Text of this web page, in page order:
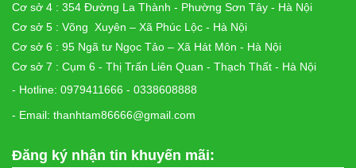
Cơ sở 4 : 354 Đường La Thành - Phường Sơn Tây - Hà Nội
Cơ sở 5 : Võng Xuyên – Xã Phúc Lộc - Hà Nội
Cơ sở 6 : 95 Ngã tư Ngọc Tảo – Xã Hát Môn - Hà Nội
Cơ sở 7 : Cụm 6 - Thị Trấn Liên Quan - Thạch Thất - Hà Nội
- Hotline: 0979411666 - 0338608888
- Email: thanhtam86666@gmail.com
Đăng ký nhận tin khuyến mãi: